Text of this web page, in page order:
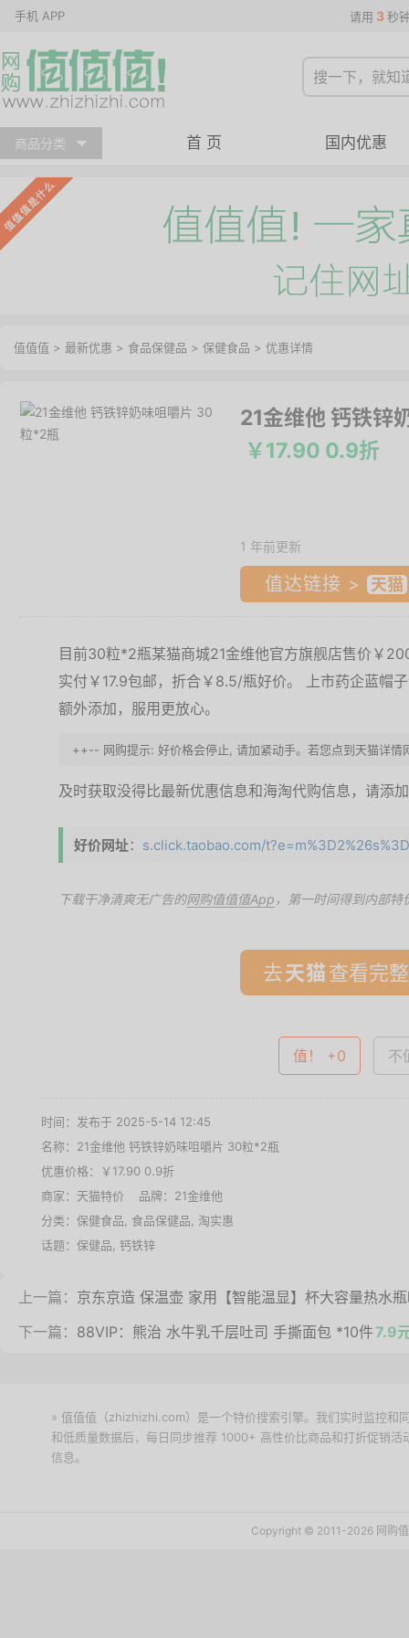
手机 APP 请用 3 秒
商品分类 首 页 国内优惠
值值值 > 最新优惠 > 食品保健品 > 保健食品 > 优惠详情
21金维他 钙铁锌
￥17.90 0.9折
1 年前更新
值达链接 >
目前30粒*2瓶某猫商城21金维他官方旗舰店售价￥
实付￥17.9包邮，折合￥8.5/瓶好价。 上市药企蓝帽
额外添加，服用更放心。
++-- 网购提示: 好价格会停止, 请加紧动手。若您点到天猫详
及时获取没得比最新优惠信息和海淘代购信息，请添
好价网址： s.click.taobao.com/
下载干净清爽无广告的网购值值值App ，第一时间得到内部特
去 查看完
值！ +0 不
时间：发布于 2025-5-14 12:45
名称： 21金维他 钙铁锌奶味咀嚼片 30粒*2瓶
优惠价格：
￥17.90 0.9折
商家： 天猫特价 品牌： 21金维他
分类： 保健食品 食品保健品
淘实惠
话题： 保健品 钙铁锌
上一篇： 京东京造 保温壶 家用【智能温显】杯大容量热水
下一篇： 88VIP：熊治 水牛乳千层吐司 手撕面包 *10件7.9
» 值值值（zhizhizhi.com）是一个特价搜索引擎。我们实时监控和
和低质量数据后，每日同步推荐 1000+ 高性价比商品和打折促销
信息。
Copyright © 2011-2026 网购